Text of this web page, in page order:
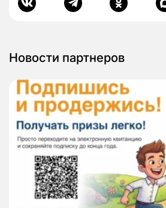
Новости партнеров